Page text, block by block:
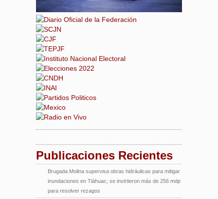
Publicaciones Recientes
Brugada Molina supervisa obras hidráulicas para mitigar
inundaciones en Tláhuac; se invirtieron más de 256 mdp
para resolver rezagos